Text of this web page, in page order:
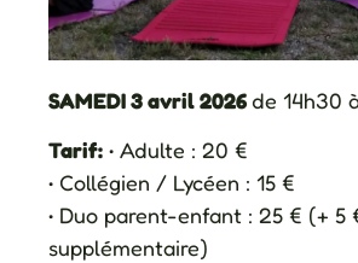
SAMEDI 3 avril 2026 de 14h30
Tarif: • Adulte : 20 €
• Collégien / Lycéen : 15 €
• Duo parent-enfant : 25 € (+ 5
supplémentaire)